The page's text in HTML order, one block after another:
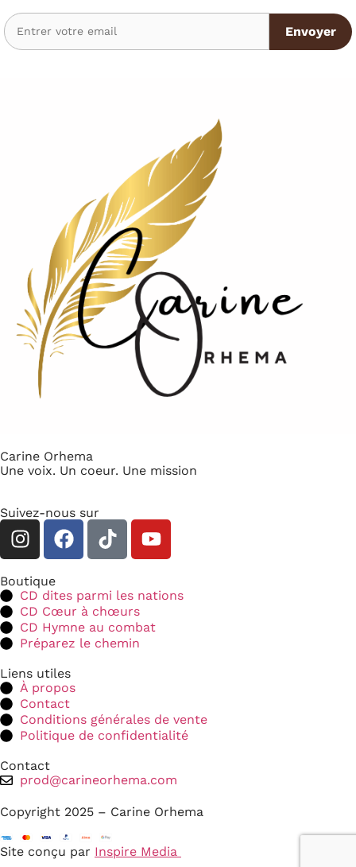
Envoyer
Carine Orhema
Une voix. Un coeur. Une mission
Suivez-nous sur
Boutique
CD dites parmi les nations
CD Cœur à chœurs
CD Hymne au combat
Préparez le chemin
Liens utiles
À propos
Contact
Conditions générales de vente
Politique de confidentialité
Contact
prod@carineorhema.com
Copyright 2025 – Carine Orhema
Site conçu par Inspire Media